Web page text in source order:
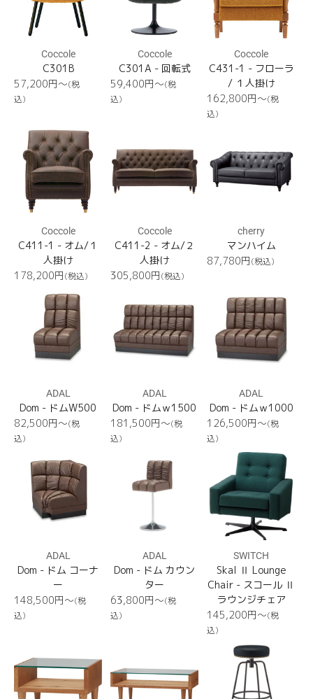
Coccole
C301B
通
常
57,200円〜(税
込)
Coccole
C301A - 回転式
通
常
59,400円〜(税
込)
Coccole
C431-1 - フローラ
/ １人掛け
通
常
162,800円〜(税
込)
C411-
Coccole
C411-1 - オム/１
人掛け
通
178,200円(税込)
Coccole
C411-2 - オム/２
人掛け
通
305,800円(税込)
ハ
イ
cherry
マンハイム
通
87,780円(税込)
ADAL
Dom - ドムW500
通
常
82,500円〜(税
込)
ADAL
Dom - ドムｗ1500
通
常
181,500円〜(税
込)
ADAL
Dom - ドムｗ1000
通
常
126,500円〜(税
込)
ADAL
Dom - ドム コーナ
ー
通
常
148,500円〜(税
込)
ADAL
Dom - ドム カウン
ター
通
常
63,800円〜(税
込)
Lounge
SWITCH
Skal Ⅱ Lounge
Chair - スコール Ⅱ
ラウンジチェア
通
常
145,200円〜(税
込)
Trattoria(leather）